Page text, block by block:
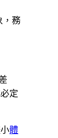
，務
定
體